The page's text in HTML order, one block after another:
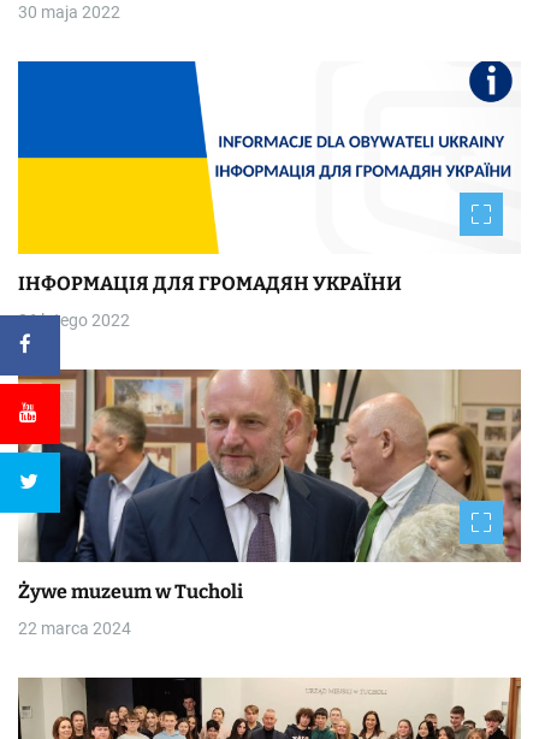
30 maja 2022
ІНФОРМАЦІЯ ДЛЯ ГРОМАДЯН УКРАЇНИ
26 lutego 2022
Żywe muzeum w Tucholi
22 marca 2024